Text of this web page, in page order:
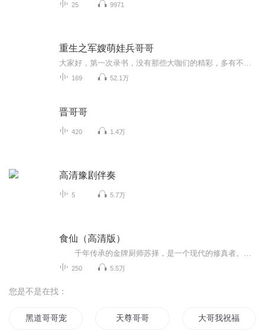
25 9971
重生之军嫂萌娃兵哥哥
169 52.1万
晋哥哥
420 1.4万
高清豫剧伴奏
5 5.7万
食仙（高清版）
250 5.5万
您是不是在找：
黑道哥哥宠爱妻 天尊哥哥 大哥我祝福你早